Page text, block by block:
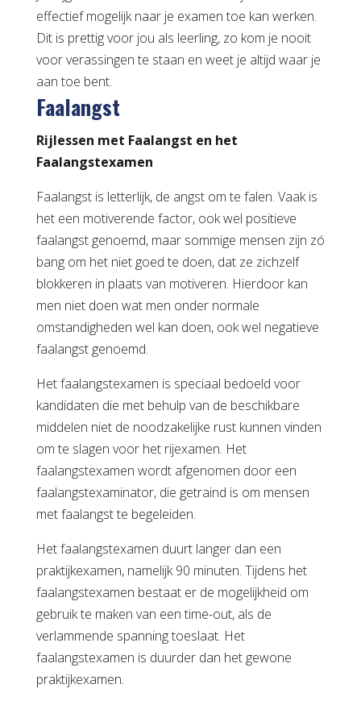
effectief mogelijk naar je examen toe kan werken.
Dit is prettig voor jou als leerling, zo kom je nooit
voor verassingen te staan en weet je altijd waar je
aan toe bent.
Faalangst
Rijlessen met Faalangst en het
Faalangstexamen
Faalangst is letterlijk, de angst om te falen. Vaak is
het een motiverende factor, ook wel positieve
faalangst genoemd, maar sommige mensen zijn zó
bang om het niet goed te doen, dat ze zichzelf
blokkeren in plaats van motiveren. Hierdoor kan
men niet doen wat men onder normale
omstandigheden wel kan doen, ook wel negatieve
faalangst genoemd.
Het faalangstexamen is speciaal bedoeld voor
kandidaten die met behulp van de beschikbare
middelen niet de noodzakelijke rust kunnen vinden
om te slagen voor het rijexamen. Het
faalangstexamen wordt afgenomen door een
faalangstexaminator, die getraind is om mensen
met faalangst te begeleiden.
Het faalangstexamen duurt langer dan een
praktijkexamen, namelijk 90 minuten. Tijdens het
faalangstexamen bestaat er de mogelijkheid om
gebruik te maken van een time-out, als de
verlammende spanning toeslaat. Het
faalangstexamen is duurder dan het gewone
praktijkexamen.